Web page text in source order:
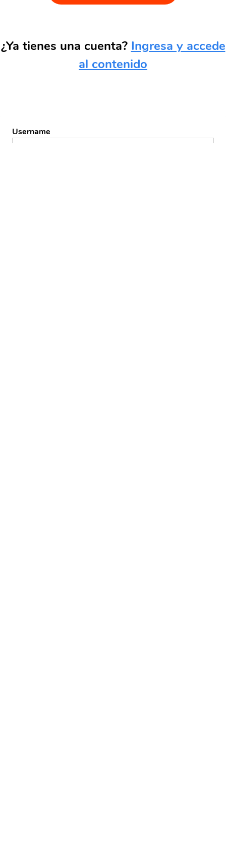
¿Ya tienes una cuenta? Ingresa y accede
al contenido
Username